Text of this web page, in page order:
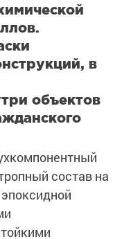
в
объектов
состав на